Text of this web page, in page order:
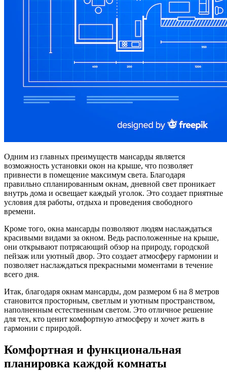
Одним из главных преимуществ мансарды является
возможность установки окон на крыше, что позволяет
привнести в помещение максимум света. Благодаря
правильно спланированным окнам, дневной свет проникает
внутрь дома и освещает каждый уголок. Это создает приятные
условия для работы, отдыха и проведения свободного
времени.
Кроме того, окна мансарды позволяют людям наслаждаться
красивыми видами за окном. Ведь расположенные на крыше,
они открывают потрясающий обзор на природу, городской
пейзаж или уютный двор. Это создает атмосферу гармонии и
позволяет наслаждаться прекрасными моментами в течение
всего дня.
Итак, благодаря окнам мансарды, дом размером 6 на 8 метров
становится просторным, светлым и уютным пространством,
наполненным естественным светом. Это отличное решение
для тех, кто ценит комфортную атмосферу и хочет жить в
гармонии с природой.
Комфортная и функциональная
планировка каждой комнаты